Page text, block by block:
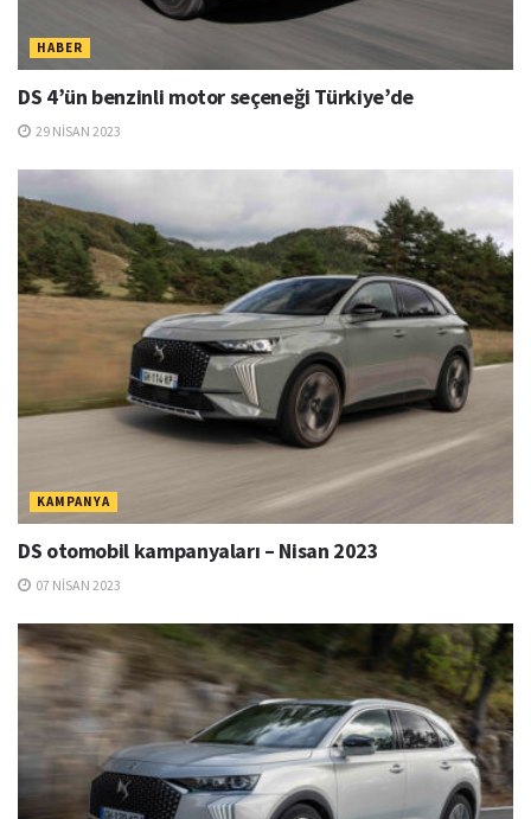
HABER
DS 4’ün benzinli motor seçeneği Türkiye’de
29 NISAN 2023
KAMPANYA
DS otomobil kampanyaları – Nisan 2023
07 NISAN 2023